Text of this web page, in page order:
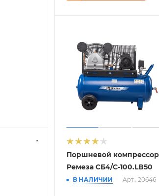
Поршневой компрессор
Ремеза СБ4/С-100.LB50
В НАЛИЧИИ Арт.: 20646